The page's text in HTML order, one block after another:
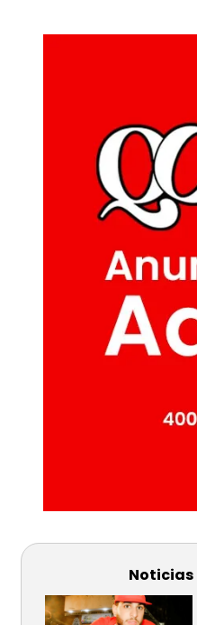
Noticias